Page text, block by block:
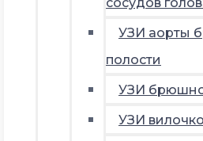
УЗИ аорты
полости
УЗИ
УЗИ